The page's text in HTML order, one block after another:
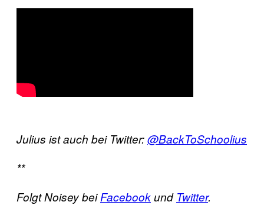
Julius ist auch bei Twitter:@BackToSchoolius
**
Folgt Noisey beiFacebookund Twitter.